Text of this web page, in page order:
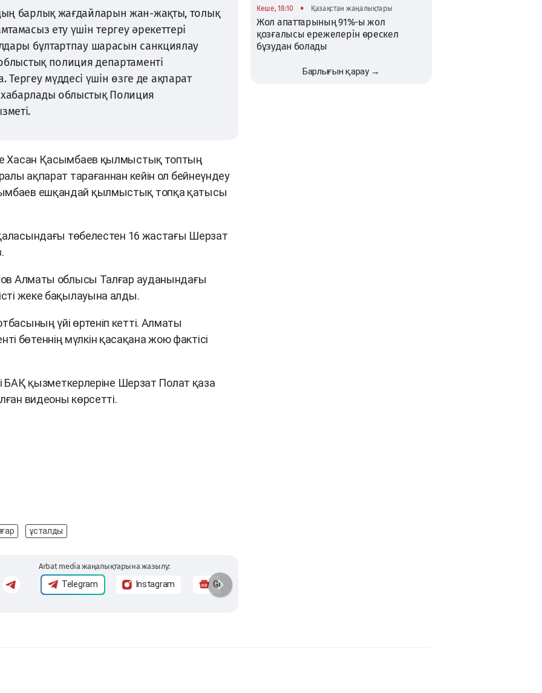
барлық жағдайларын жан-жақты, толық
ету үшін тергеу әрекеттері
бұлтартпау шарасын санкциялау
полиция департаменті
мүддесі үшін өзге де ақпарат
облыстық Полиция
Хасан Қасымбаев қылмыстық топтың
ақпарат тарағаннан кейін ол бейнеүндеу
ешқандай қылмыстық топқа қатысы
қаласындағы төбелестен 16 жастағы Шерзат
Алматы облысы Талғар ауданындағы
жеке бақылауына алды.
үйі өртеніп кетті. Алматы
бөтеннің мүлкін қасақана жою фактісі
БАҚ қызметкерлеріне Шерзат Полат қаза
видеоны көрсетті.
ұсталды
Arbat media жаңалықтарына жазылу:
Telegram Instagram Google News
Кеше, 18:10 • Қазақстан жаңалықтары
Жол апаттарының 91%-ы жол
қозғалысы ережелерін өрескел
бұзудан болады
Барлығын қарау →